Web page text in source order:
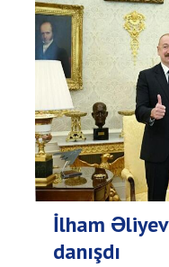
İlham
danışdı